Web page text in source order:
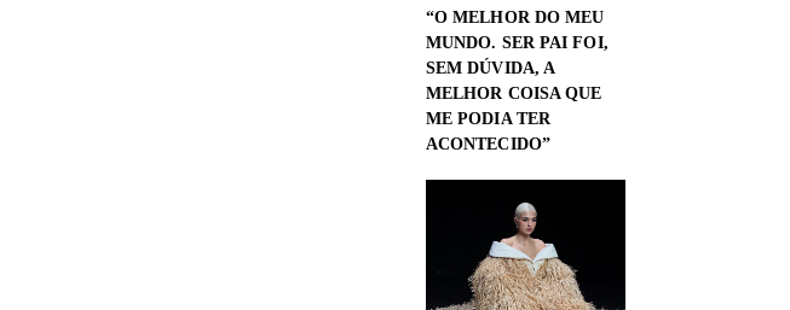
“O MELHOR DO MEU
MUNDO. SER PAI FOI,
SEM DÚVIDA, A
MELHOR COISA QUE
ME PODIA TER
ACONTECIDO”